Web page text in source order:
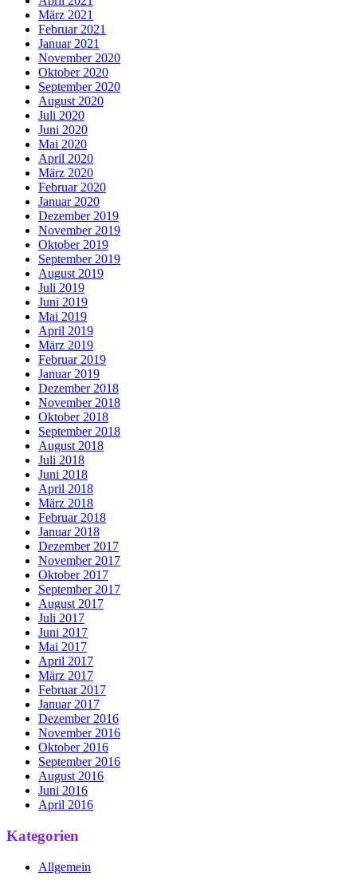
März 2021
Februar 2021
Januar 2021
November 2020
Oktober 2020
September 2020
August 2020
Juli 2020
Juni 2020
Mai 2020
April 2020
März 2020
Februar 2020
Januar 2020
Dezember 2019
November 2019
Oktober 2019
September 2019
August 2019
Juli 2019
Juni 2019
Mai 2019
April 2019
März 2019
Februar 2019
Januar 2019
Dezember 2018
November 2018
Oktober 2018
September 2018
August 2018
Juli 2018
Juni 2018
April 2018
März 2018
Februar 2018
Januar 2018
Dezember 2017
November 2017
Oktober 2017
September 2017
August 2017
Juli 2017
Juni 2017
Mai 2017
April 2017
März 2017
Februar 2017
Januar 2017
Dezember 2016
November 2016
Oktober 2016
September 2016
August 2016
Juni 2016
April 2016
Kategorien
Allgemein